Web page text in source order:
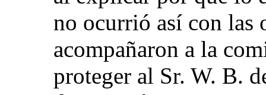
no ocurrió así con las
acompañaron a la
proteger al Sr. W. B.